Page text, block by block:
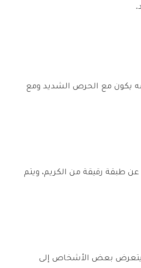
يكون مع الحرص الشديد ومع
عن طبقة رقيقة من الكريم، ويتم
أن يتعرض بعض الأشخاص إلى